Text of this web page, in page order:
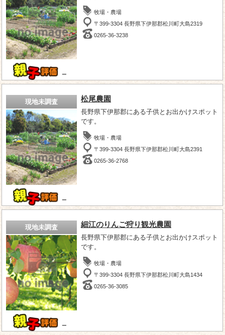
－
牧場・農場
〒399-3304 長野県下伊那郡松川町大島2319
0265-36-3238
現地未調査
－
松尾農園
長野県下伊那郡にある子供とお出かけスポット
です。
牧場・農場
〒399-3304 長野県下伊那郡松川町大島2391
0265-36-2768
現地未調査
－
細江のりんご狩り観光農園
長野県下伊那郡にある子供とお出かけスポット
です。
牧場・農場
〒399-3304 長野県下伊那郡松川町大島1434
0265-36-3085